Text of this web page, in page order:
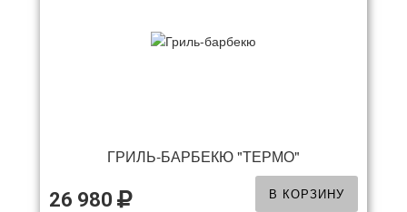
ГРИЛЬ-БАРБЕКЮ "ТЕРМО"
26 980 В КОРЗИНУ